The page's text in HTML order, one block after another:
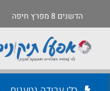
הדשנים 8 מפרץ חיפה